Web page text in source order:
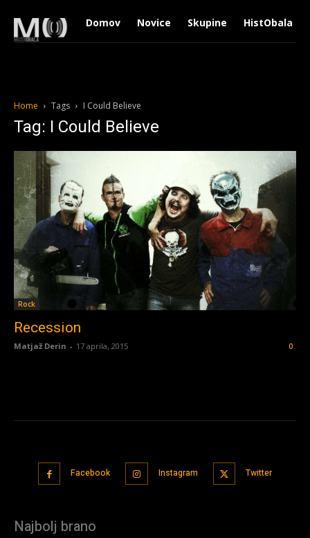
Domov Novice Skupine HistObala
Home Tags I Could Believe
Tag: I Could Believe
Rock
Recession
Matjaž Derin - 17 aprila, 2015 0
Facebook Instagram Twitter
Najbolj brano